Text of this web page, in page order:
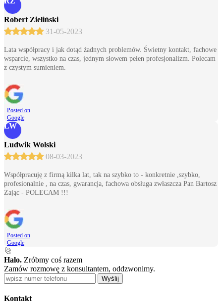
Robert Zieliński
31-05-2023
Lata współpracy i jak dotąd żadnych problemów. Świetny kontakt, fachowe
wsparcie, wszystko na czas, jednym słowem pełen profesjonalizm. Polecam
z czystym sumieniem.
Posted on
Google
LW
Ludwik Wolski
08-03-2023
Współpracuję z firmą kilka lat, tak na szybko to - konkretnie ,szybko,
profesionalnie , na czas, gwarancja, fachowa obsługa zwłaszcza Pan Bartosz
Zając - POLECAM !!!
Posted on
Google
Halo. Zróbmy coś razem
Zamów rozmowę z konsultantem, oddzwonimy.
Wyślij
Kontakt